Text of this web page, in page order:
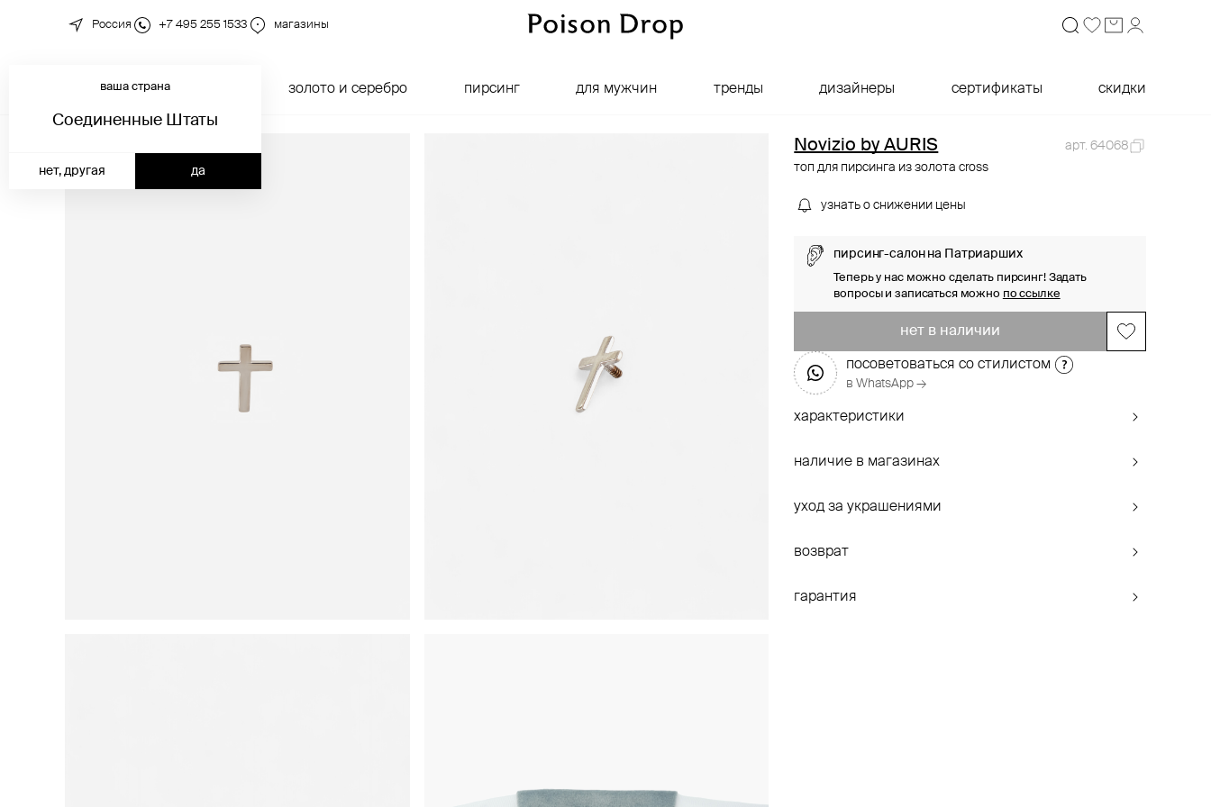
Россия +7 495 255 1533 магазины
новинки золото и серебро пирсинг для мужчин тренды дизайнеры сертификаты скидки
ваша страна
Соединенные Штаты
да
нет, другая
Novizio by AURIS
арт. 64068
топ для пирсинга из золота cross
узнать о снижении цены
пирсинг-салон на Патриарших
Теперь у нас можно сделать пирсинг! Задать
вопросы и записаться можно по ссылке
нет в наличии
посоветоваться со стилистом
в WhatsApp →
характеристики
наличие в магазинах
уход за украшениями
возврат
гарантия